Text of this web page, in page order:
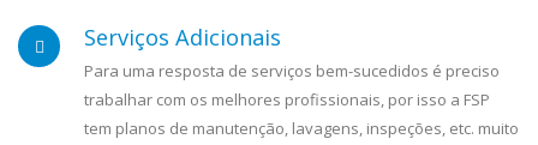
Serviços Adicionais
Para uma resposta de serviços bem-sucedidos é preciso
trabalhar com os melhores profissionais, por isso a FSP
tem planos de manutenção, lavagens, inspeções, etc. muito